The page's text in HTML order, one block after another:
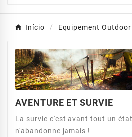
Início Equipement Outdoor
AVENTURE ET SURVIE
La survie c'est avant tout un
n'abandonne jamais !